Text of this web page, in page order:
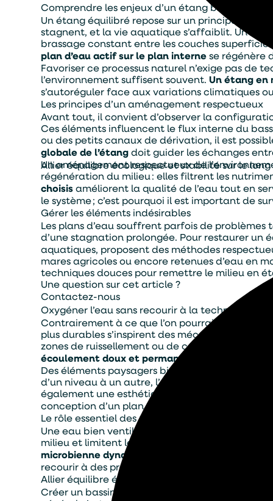
Allier équilibre écologique et stabilité sur le
Comprendre les enjeux d’un étang bien ventilé
Un étang équilibré repose sur un principe
stagnent, et la vie aquatique s’affaiblit. Un
brassage constant entre les couches
plan d’eau actif sur le plan internese régénère
Favoriser ce processus naturel n’exige pas de
l’environnement suffisent souvent.Un étang en
s’autoréguler face aux variations climatiques
Les principes d’un aménagement respectueux
Avant tout, il convient d’observer la
Ces éléments influencent le flux interne du
ou des petits canaux de dérivation, il est
globale de l’étangdoit guider les échanges
Un aménagement respectueux de
régénération du milieu : elles filtrent les
choisisaméliorent la qualité de l’eau tout en
le système ; c’est pourquoi il est important de
Gérer les éléments indésirables
Les plans d’eau souffrent parfois de
d’une stagnation prolongée. Pour restaurer un
aquatiques, proposent des méthodes
mares agricoles ou encore retenues d’eau en
techniques douces pour remettre le milieu en
Une question sur cet article ?
Contactez-nous
Oxygéner l’eau sans recourir à la technologie
Contrairement à ce que l’on pourrait penser,
plus durables s’inspirent des mécanismes
zones de ruissellement ou de cascades
écoulement doux et permanent
Des éléments paysagers bien intégrés, comme
d’un niveau à un autre, l’eau se mélange
également une esthétique agréable et
conception d’un plan d’eau vivant.
Le rôle essentiel des micro-organismes
Une eau bien ventilée soutient la vie de
milieu et limitent le développement de
microbienne dynamique
agit comme le cœur
recourir à des produits chimiques.
Allier équilibre écologique et stabilité sur le long
Créer un bassin fonctionnel, beau et pérenne